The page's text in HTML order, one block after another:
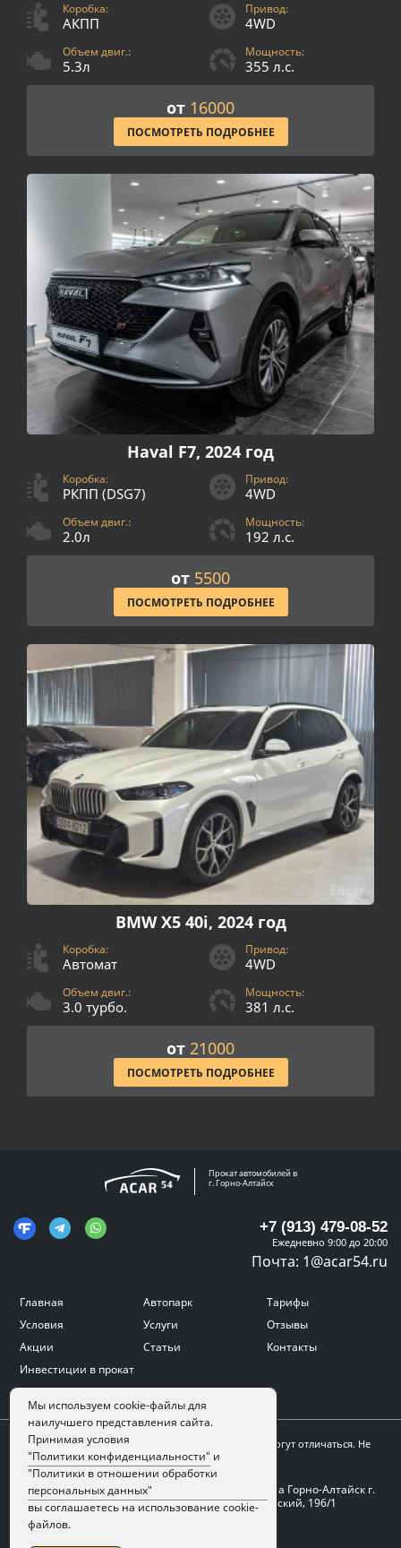
Коробка:
АКПП
Привод:
4WD
Объем двиг.:
5.3л
Мощность:
355 л.с.
от 16000
ПОСМОТРЕТЬ ПОДРОБНЕЕ
Haval F7, 2024 год
Коробка:
РКПП (DSG7)
Привод:
4WD
Объем двиг.:
2.0л
Мощность:
192 л.с.
от 5500
ПОСМОТРЕТЬ ПОДРОБНЕЕ
BMW X5 40i, 2024 год
Коробка:
Автомат
Привод:
4WD
Объем двиг.:
3.0 турбо.
Мощность:
381 л.с.
от 21000
ПОСМОТРЕТЬ ПОДРОБНЕЕ
Прокат автомобилей в
г. Горно-Алтайск
+7 (913) 479-08-52
Ежедневно 9:00 до 20:00
Почта: 1@acar54.ru
Главная Автопарк
Тарифы
Условия
Услуги
Отзывы
Акции
Статьи
Контакты
Инвестиции в прокат
Цвет, внешний вид и комплектация автомобиля могут отличаться. Не
является публичной офертой.
Адрес:г. Горно-Алтайск, Территория аэропорта Горно-Алтайск г.
Горно-Алтайск, проспект Коммунистический, 196/1
Мы используем cookie-файлы для
наилучшего представления сайта.
Принимая условия
"Политики конфиденциальности" и
"Политики в отношении обработки
персональных данных"
вы соглашаетесь на использование cookie-
файлов.